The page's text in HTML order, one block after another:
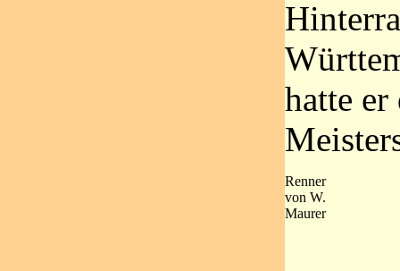
hatte er
Renner
von W.
Maurer